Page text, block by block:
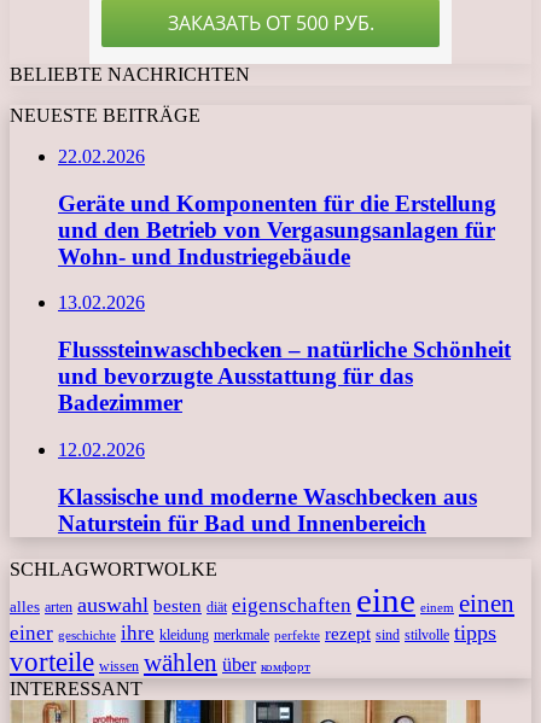
BELIEBTE NACHRICHTEN
NEUESTE BEITRÄGE
22.02.2026
Geräte und Komponenten für die Erstellung
und den Betrieb von Vergasungsanlagen für
Wohn- und Industriegebäude
13.02.2026
Flusssteinwaschbecken – natürliche Schönheit
und bevorzugte Ausstattung für das
Badezimmer
12.02.2026
Klassische und moderne Waschbecken aus
Naturstein für Bad und Innenbereich
SCHLAGWORTWOLKE
alles arten auswahl besten diät eigenschaften eine einem einen
einer geschichte ihre kleidung merkmale perfekte rezept sind stilvolle tipps
vorteile wissen wählen über комфорт
INTERESSANT